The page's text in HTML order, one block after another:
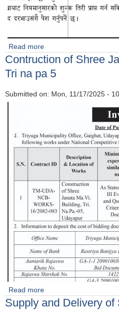
Read more
Contruction of Shree
Tri na pa 5
Submitted on: Mon, 11/17/2025 -
Read more
pa 5
Supply and Delivery of